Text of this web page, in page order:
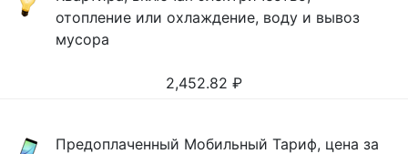
отопление или охлаждение, воду и вывоз
мусора
2,452.82 ₽
Предоплаченный Мобильный Тариф, цена за